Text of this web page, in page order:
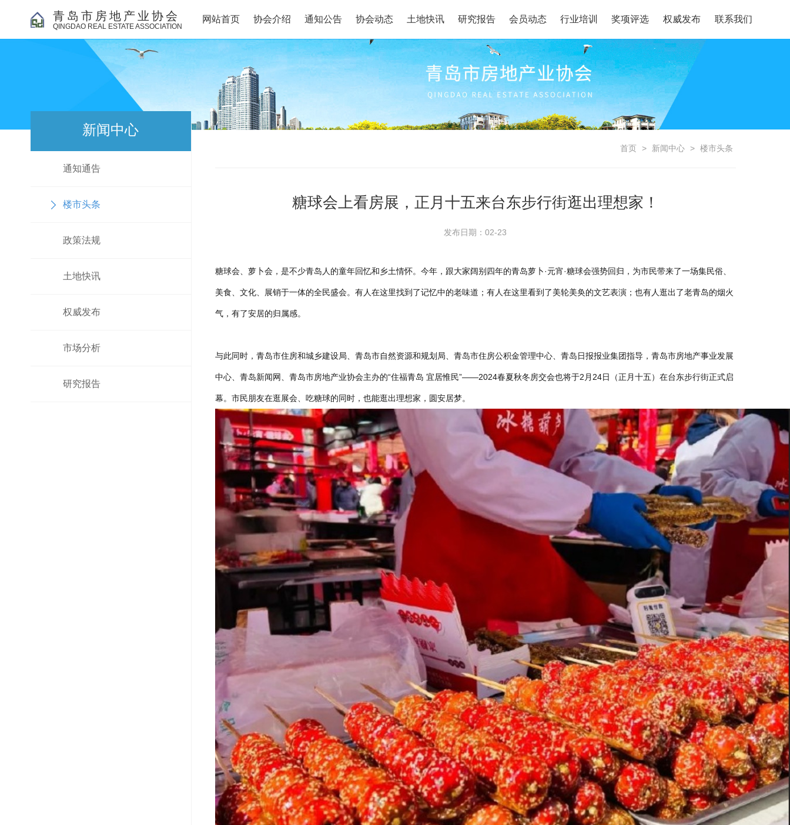
青岛市房地产业协会
QINGDAO REAL ESTATE ASSOCIATION
网站首页 协会介绍 通知公告 协会动态 土地快讯 研究报告 会员动态 行业培训 奖项评选 权威发布 联系我们
新闻中心
通知通告
楼市头条
政策法规
土地快讯
权威发布
市场分析
研究报告
首页 > 新闻中心 > 楼市头条
糖球会上看房展，正月十五来台东步行街逛出理想家！
发布日期：02-23
糖球会、萝卜会，是不少青岛人的童年回忆和乡土情怀。今年，跟大家阔别四年的青岛萝卜·元宵·糖球会强势回归，为市民带来了一场集民俗、
美食、文化、展销于一体的全民盛会。有人在这里找到了记忆中的老味道；有人在这里看到了美轮美奂的文艺表演；也有人逛出了老青岛的烟火
气，有了安居的归属感。
与此同时，青岛市住房和城乡建设局、青岛市自然资源和规划局、青岛市住房公积金管理中心、青岛日报报业集团指导，青岛市房地产事业发展
中心、青岛新闻网、青岛市房地产业协会主办的“住福青岛 宜居惟民”——2024春夏秋冬房交会也将于2月24日（正月十五）在台东步行街正式启
幕。市民朋友在逛展会、吃糖球的同时，也能逛出理想家，圆安居梦。